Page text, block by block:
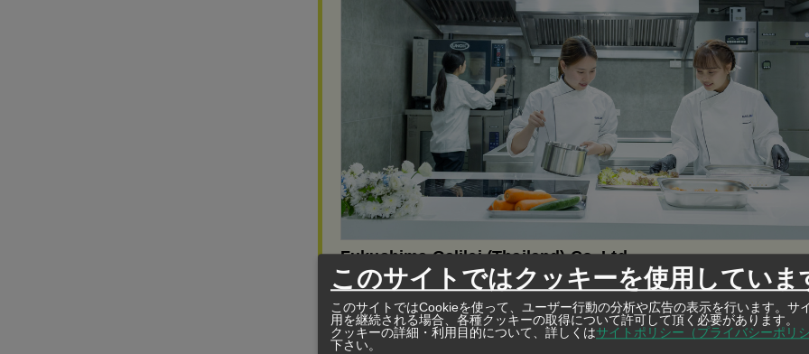
Fukushima Galilei (Thailand) Co.,Ltd.
業務用冷凍冷蔵庫、冷凍冷蔵ショーケース、その他冷凍機応用機器の製造・販売
ンス、店舗システム、厨房総合システムの設計・施工
このサイトではクッキーを使用していま
このサイトではCookieを使って、ユーザー行動の分析や広告の表示を行います。サ
用を継続される場合、各種クッキーの取得について許可して頂く必要があります。
クッキーの詳細・利用目的について、詳しくはサイトポリシー（プライバシーポリ
下さい。